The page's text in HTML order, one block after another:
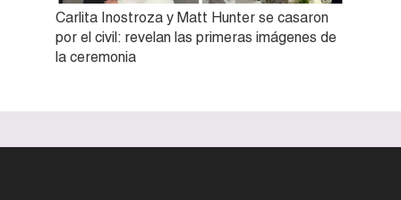
Carlita Inostroza y Matt Hunter se casaron
por el civil: revelan las primeras imágenes de
la ceremonia